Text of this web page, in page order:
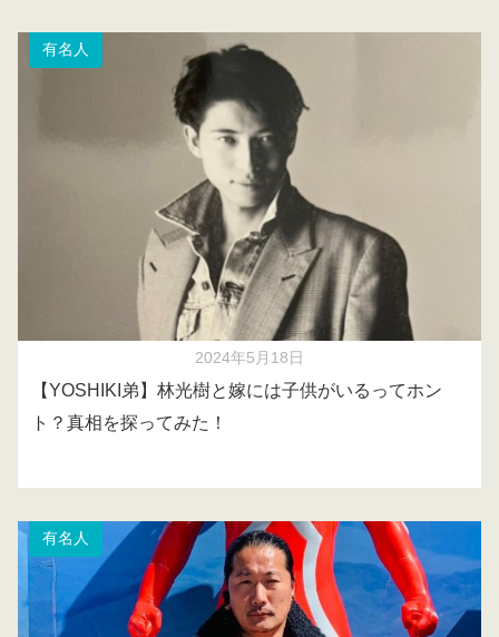
有名人
2024年5月18日
【YOSHIKI弟】林光樹と嫁には子供がいるってホン
ト？真相を探ってみた！
有名人